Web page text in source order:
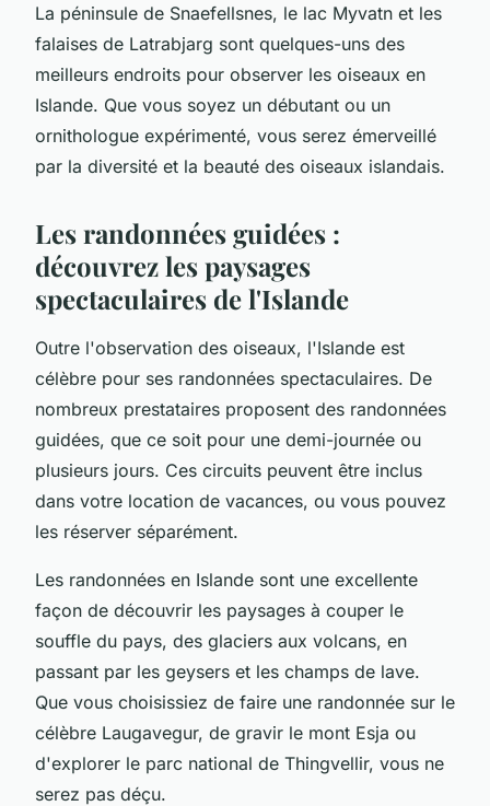
La péninsule de Snaefellsnes, le lac Myvatn et les
falaises de Latrabjarg sont quelques-uns des
meilleurs endroits pour observer les oiseaux en
Islande. Que vous soyez un débutant ou un
ornithologue expérimenté, vous serez émerveillé
par la diversité et la beauté des oiseaux islandais.
Les randonnées guidées :
découvrez les paysages
spectaculaires de l'Islande
Outre l'observation des oiseaux, l'Islande est
célèbre pour ses randonnées spectaculaires. De
nombreux prestataires proposent des randonnées
guidées, que ce soit pour une demi-journée ou
plusieurs jours. Ces circuits peuvent être inclus
dans votre location de vacances, ou vous pouvez
les réserver séparément.
Les randonnées en Islande sont une excellente
façon de découvrir les paysages à couper le
souffle du pays, des glaciers aux volcans, en
passant par les geysers et les champs de lave.
Que vous choisissiez de faire une randonnée sur le
célèbre Laugavegur, de gravir le mont Esja ou
d'explorer le parc national de Thingvellir, vous ne
serez pas déçu.